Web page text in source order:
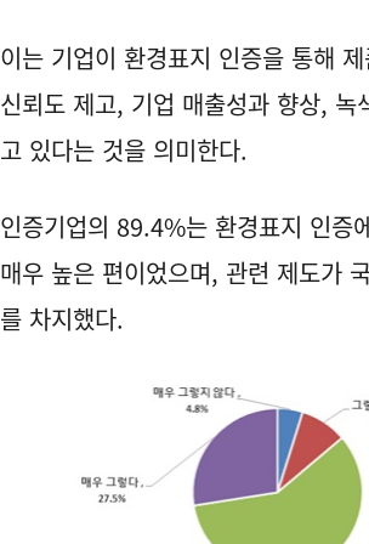
이는 기업이 환경표지 인증을 통해
신뢰도 제고, 기업 매출성과 향상,
고 있다는 것을 의미한다.
인증기업의 89.4%는 환경표지 인증
매우 높은 편이었으며, 관련 제도가
를 차지했다.